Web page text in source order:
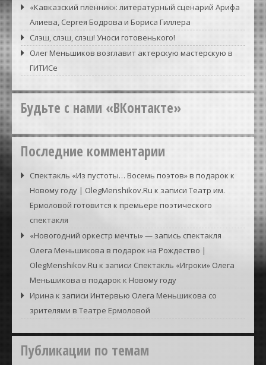
«Кавказский пленник»: литературный сценарий Арифа
Алиева, Сергея Бодрова и Бориса Гиллера
Слэш, слэш, слэш! Уноси готовенького!
Олег Меньшиков возглавит актерскую мастерскую в
ГИТИСе
Будьте с нами «ВКонтакте»
Последние комментарии
Спектакль «Из пустоты… Восемь поэтов» в подарок к
Новому году | OlegMenshikov.Ru к записи Театр им.
Ермоловой готовится к премьере поэтического
спектакля
«Новогодний оркестр мечты» — запись спектакля
Олега Меньшикова в подарок на Рождество |
OlegMenshikov.Ru к записи Спектакль «Игроки» Олега
Меньшикова в подарок к Новому году
Ирина к записи Интервью Олега Меньшикова со
зрителями в Театре Ермоловой
Публикации по темам